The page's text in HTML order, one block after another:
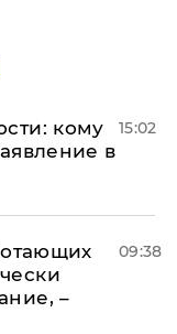
кому
в
15:02
–
09:38